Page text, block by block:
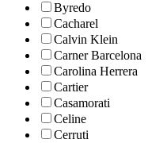
Byredo
Cacharel
Calvin Klein
Carner Barcelona
Carolina Herrera
Cartier
Casamorati
Celine
Cerruti